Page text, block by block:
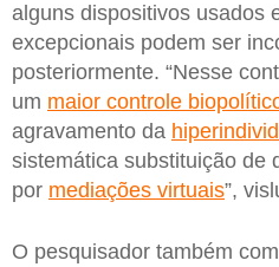
alguns dispositivos usados
excepcionais podem ser
posteriormente. “Nesse
um maior controle
agravamento da
sistemática substituição de
por mediações virtuais”,
O pesquisador também